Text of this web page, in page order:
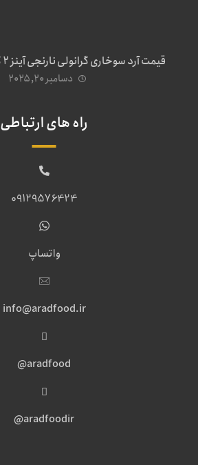
قیمت آرد سوخاری گرانولی نارنجی آینز ۲ کیلویی در آذر ۱۴۰۴
دسامبر ۲۰, ۲۰۲۵
راه های ارتباطی
09129576424
واتساپ
info@aradfood.ir
aradfood@
aradfoodir@